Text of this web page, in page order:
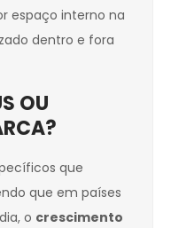
espaço interno na
dentro e fora
OU
que
que em países
o crescimento